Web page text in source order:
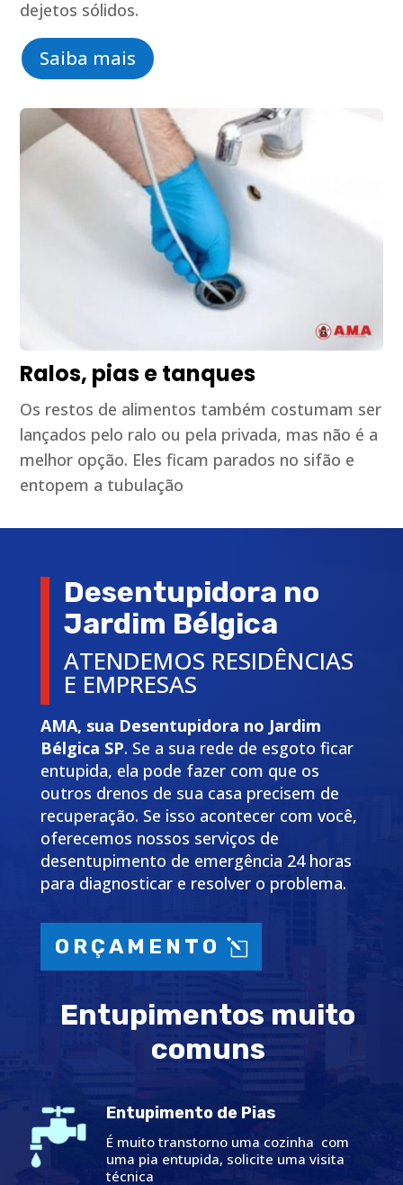
dejetos sólidos.
Saiba mais
Ralos, pias e tanques
Os restos de alimentos também costumam ser
lançados pelo ralo ou pela privada, mas não é a
melhor opção. Eles ficam parados no sifão e
entopem a tubulação
Desentupidora no
Jardim Bélgica
ATENDEMOS RESIDÊNCIAS
E EMPRESAS
AMA, sua Desentupidora no Jardim
Bélgica SP. Se a sua rede de esgoto ficar
entupida, ela pode fazer com que os
outros drenos de sua casa precisem de
recuperação. Se isso acontecer com você,
oferecemos nossos serviços de
desentupimento de emergência 24 horas
para diagnosticar e resolver o problema.
ORÇAMENTO
Entupimentos muito
comuns
Entupimento de Pias
É muito transtorno uma cozinha com
uma pia entupida, solicite uma visita
técnica